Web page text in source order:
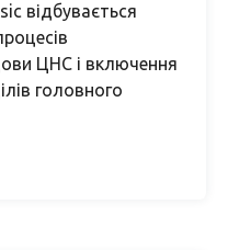
відбувається
ЦНС і включення
головного